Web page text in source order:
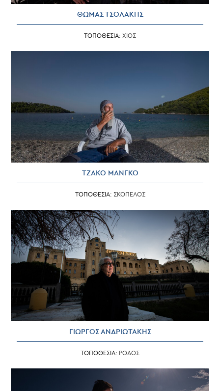
ΘΩΜΑΣ ΤΣΟΛΑΚΗΣ
ΤΟΠΟΘΕΣΙΑ: ΧΙΟΣ
ΤΖΑΚΟ ΜΑΝΓΚΟ
ΤΟΠΟΘΕΣΙΑ: ΣΚΟΠΕΛΟΣ
ΓΙΩΡΓΟΣ ΑΝΔΡΙΩΤΑΚΗΣ
ΤΟΠΟΘΕΣΙΑ: ΡΟΔΟΣ